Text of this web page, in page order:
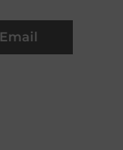
Email